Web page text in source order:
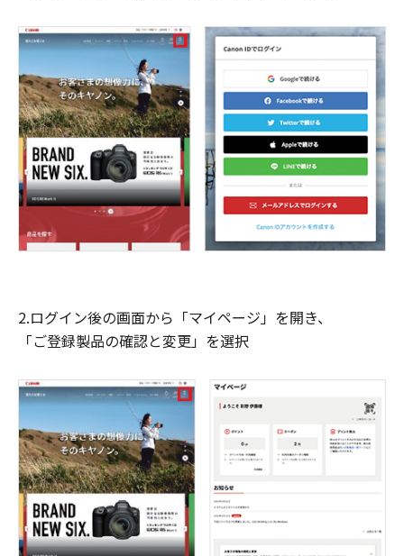
2.ログイン後の画面から「マイページ」を開き、
「ご登録製品の確認と変更」を選択